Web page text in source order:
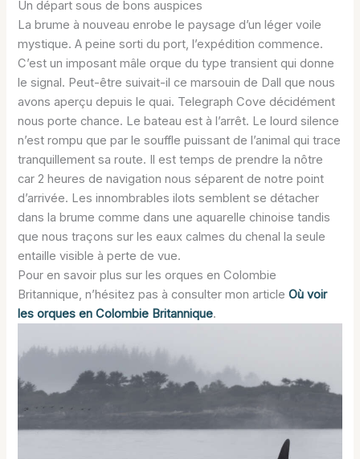
Un départ sous de bons auspices
La brume à nouveau enrobe le paysage d’un léger voile
mystique. A peine sorti du port, l’expédition commence.
C’est un imposant mâle orque du type transient qui donne
le signal. Peut-être suivait-il ce marsouin de Dall que nous
avons aperçu depuis le quai. Telegraph Cove décidément
nous porte chance. Le bateau est à l’arrêt. Le lourd silence
n’est rompu que par le souffle puissant de l’animal qui trace
tranquillement sa route. Il est temps de prendre la nôtre
car 2 heures de navigation nous séparent de notre point
d’arrivée. Les innombrables ilots semblent se détacher
dans la brume comme dans une aquarelle chinoise tandis
que nous traçons sur les eaux calmes du chenal la seule
entaille visible à perte de vue.
Pour en savoir plus sur les orques en Colombie
Britannique, n’hésitez pas à consulter mon articleOù voir
les orques en Colombie Britannique.